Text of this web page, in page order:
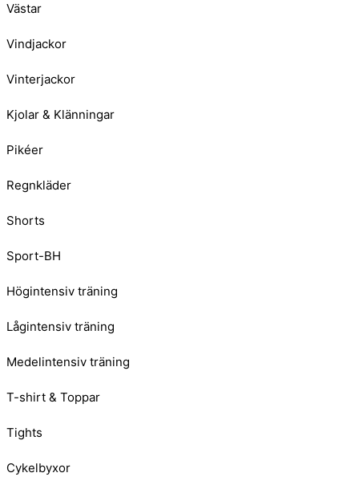
Västar
Vindjackor
Vinterjackor
Kjolar & Klänningar
Pikéer
Regnkläder
Shorts
Sport-BH
Högintensiv träning
Lågintensiv träning
Medelintensiv träning
T-shirt & Toppar
Tights
Cykelbyxor